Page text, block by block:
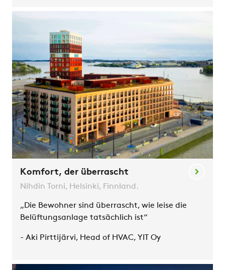
Komfort, der überrascht
Nihdin Torni, Helsinki, Finnland.
„Die Bewohner sind überrascht, wie leise die
Belüftungsanlage tatsächlich ist“
- Aki Pirttijärvi, Head of HVAC, YIT Oy